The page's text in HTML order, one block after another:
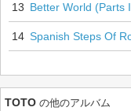
13 Better World (Parts
14 Spanish Steps Of
TOTO の他のアルバム